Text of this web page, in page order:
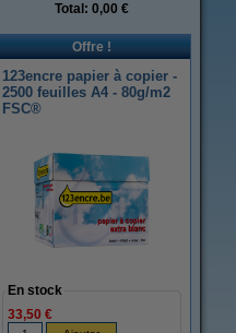
Total: 0,00 €
Offre !
123encre papier à copier -
2500 feuilles A4 - 80g/m2
FSC®
En stock
33,50 €